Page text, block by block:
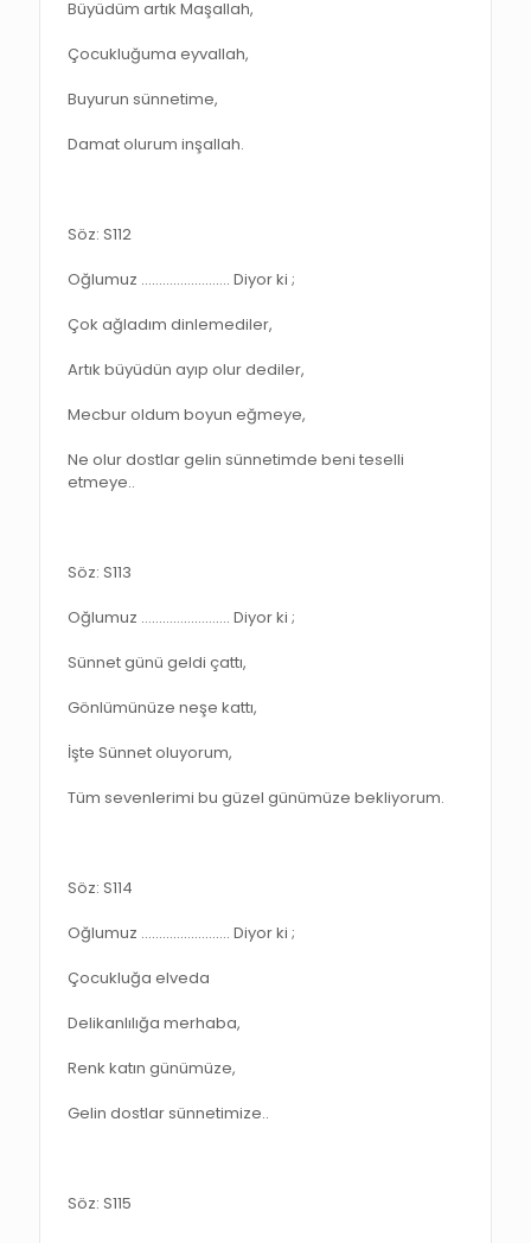
Büyüdüm artık Maşallah,
Çocukluğuma eyvallah,
Buyurun sünnetime,
Damat olurum inşallah.
Söz: S112
Oğlumuz ……………………. Diyor ki ;
Çok ağladım dinlemediler,
Artık büyüdün ayıp olur dediler,
Mecbur oldum boyun eğmeye,
Ne olur dostlar gelin sünnetimde beni teselli
etmeye..
Söz: S113
Oğlumuz ……………………. Diyor ki ;
Sünnet günü geldi çattı,
Gönlümünüze neşe kattı,
İşte Sünnet oluyorum,
Tüm sevenlerimi bu güzel günümüze bekliyorum.
Söz: S114
Oğlumuz ……………………. Diyor ki ;
Çocukluğa elveda
Delikanlılığa merhaba,
Renk katın günümüze,
Gelin dostlar sünnetimize..
Söz: S115